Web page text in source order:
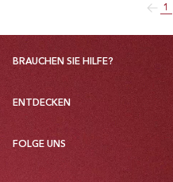
1
BRAUCHEN SIE HILFE?
ENTDECKEN
FOLGE UNS